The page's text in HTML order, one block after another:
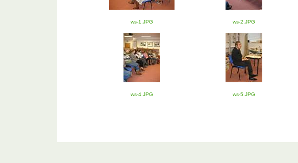
ws-1.JPG ws-2.JPG
ws-4.JPG ws-5.JPG